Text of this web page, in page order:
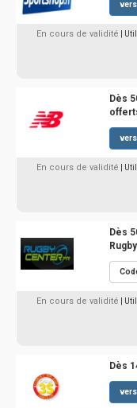
En cours de validité |
Dès
En cours de validité |
Dès
En cours de validité |
Dès